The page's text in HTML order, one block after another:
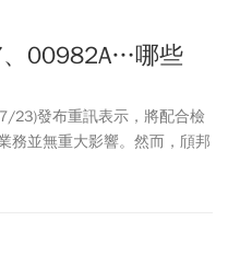
、00982A…哪些
23)發布重訊表示，將配合檢
務並無重大影響。然而，頎邦
元。財經粉專「財經雪